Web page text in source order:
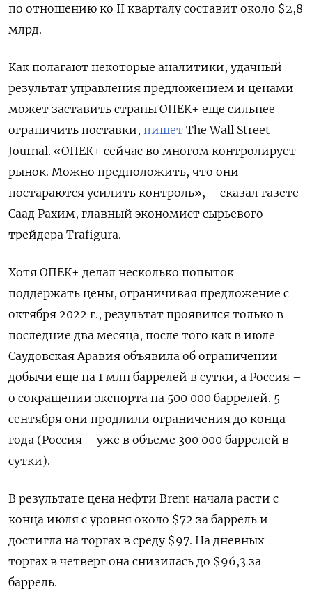
по отношению ко II кварталу составит около $2,8
млрд.
Как полагают некоторые аналитики, удачный
результат управления предложением и ценами
может заставить страны ОПЕК+ еще сильнее
ограничить поставки, пишет The Wall Street
Journal. «ОПЕК+ сейчас во многом контролирует
рынок. Можно предположить, что они
постараются усилить контроль», – сказал газете
Саад Рахим, главный экономист сырьевого
трейдера Trafigura.
Хотя ОПЕК+ делал несколько попыток
поддержать цены, ограничивая предложение с
октября 2022 г., результат проявился только в
последние два месяца, после того как в июле
Саудовская Аравия объявила об ограничении
добычи еще на 1 млн баррелей в сутки, а Россия –
о сокращении экспорта на 500 000 баррелей. 5
сентября они продлили ограничения до конца
года (Россия – уже в объеме 300 000 баррелей в
сутки).
В результате цена нефти Brent начала расти с
конца июля с уровня около $72 за баррель и
достигла на торгах в среду $97. На дневных
торгах в четверг она снизилась до $96,3 за
баррель.